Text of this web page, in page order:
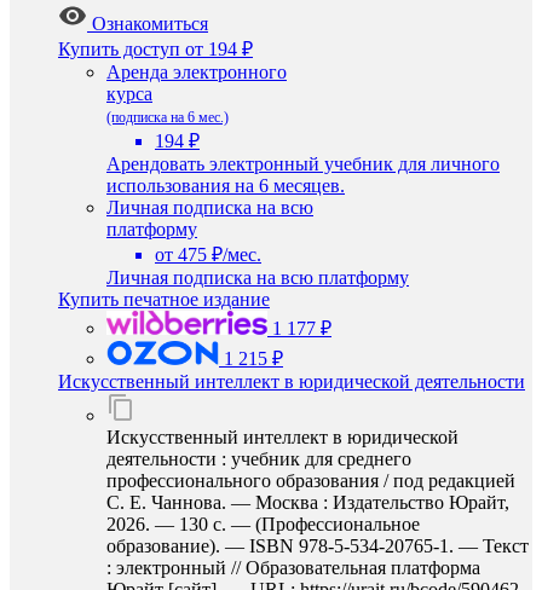
Ознакомиться
Купить доступ от 194 ₽
Аренда электронного
курса
(подписка на 6 мес.)
194 ₽
Арендовать электронный учебник для личного
использования на 6 месяцев.
Личная подписка на всю
платформу
от 475 ₽/мес.
Личная подписка на всю платформу
Купить печатное издание
1 177 ₽
1 215 ₽
Искусственный интеллект в юридической деятельности
Искусственный интеллект в юридической
деятельности : учебник для среднего
профессионального образования / под редакцией
С. Е. Чаннова. — Москва : Издательство Юрайт,
2026. — 130 с. — (Профессиональное
образование). — ISBN 978-5-534-20765-1. — Текст
: электронный // Образовательная платформа